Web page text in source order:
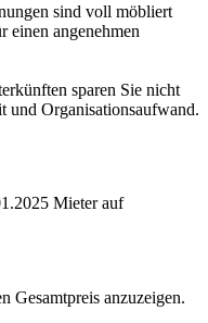
sind voll möbliert
einen angenehmen
sparen Sie nicht
und Organisationsaufwand.
Mieter auf
Gesamtpreis anzuzeigen.